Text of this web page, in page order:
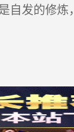
发的修炼